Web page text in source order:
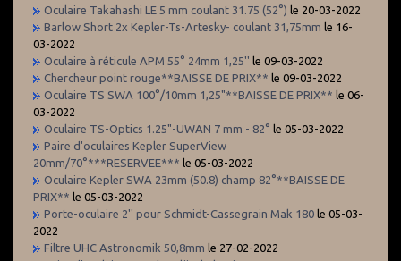
Oculaire Takahashi LE 5 mm coulant 31.75 (52°) le 20-03-2022
Barlow Short 2x Kepler-Ts-Artesky- coulant 31,75mm le 16-
03-2022
Oculaire à réticule APM 55° 24mm 1,25'' le 09-03-2022
Chercheur point rouge**BAISSE DE PRIX** le 09-03-2022
Oculaire TS SWA 100°/10mm 1,25"**BAISSE DE PRIX** le 06-
03-2022
Oculaire TS-Optics 1.25"-UWAN 7 mm - 82° le 05-03-2022
Paire d'oculaires Kepler SuperView
20mm/70°***RESERVEE*** le 05-03-2022
Oculaire Kepler SWA 23mm (50.8) champ 82°**BAISSE DE
PRIX** le 05-03-2022
Porte-oculaire 2'' pour Schmidt-Cassegrain Mak 180 le 05-03-
2022
Filtre UHC Astronomik 50,8mm le 27-02-2022